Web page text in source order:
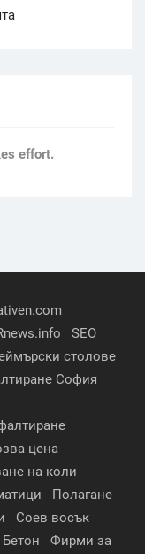
effort.
SEO
столове
София
цена
на коли
Полагане
Соев восък
Фирми за